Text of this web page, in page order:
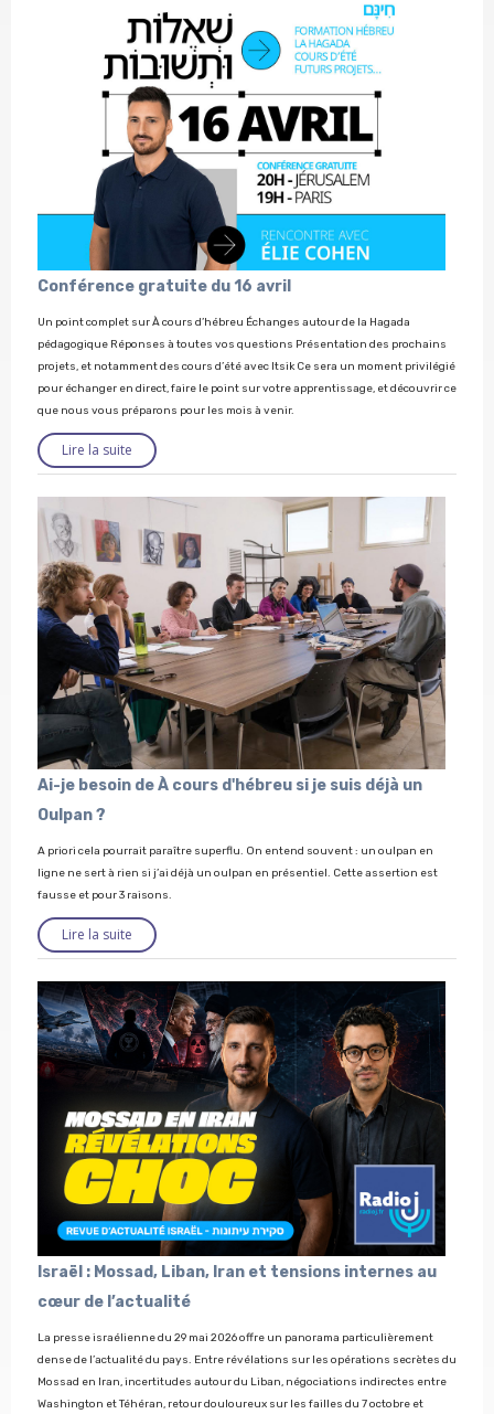
Conférence gratuite du 16 avril
Un point complet sur À cours d’hébreu Échanges autour de la Hagada
pédagogique Réponses à toutes vos questions Présentation des prochains
projets, et notamment des cours d’été avec Itsik Ce sera un moment privilégié
pour échanger en direct, faire le point sur votre apprentissage, et découvrir ce
que nous vous préparons pour les mois à venir.
Lire la suite
Ai-je besoin de À cours d'hébreu si je suis déjà un
Oulpan ?
A priori cela pourrait paraître superflu. On entend souvent : un oulpan en
ligne ne sert à rien si j’ai déjà un oulpan en présentiel. Cette assertion est
fausse et pour 3 raisons.
Lire la suite
Israël : Mossad, Liban, Iran et tensions internes au
cœur de l’actualité
La presse israélienne du 29 mai 2026 offre un panorama particulièrement
dense de l’actualité du pays. Entre révélations sur les opérations secrètes du
Mossad en Iran, incertitudes autour du Liban, négociations indirectes entre
Washington et Téhéran, retour douloureux sur les failles du 7 octobre et